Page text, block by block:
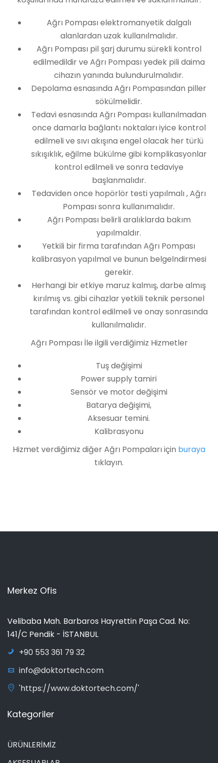
Ağrı Pompası elektromanyetik dalgalı
alanlardan uzak kullanılmalıdır.
Ağrı Pompası pil şarj durumu sürekli kontrol
edilmedildir ve Ağrı Pompası yedek pili daima
cihazın yanında bulundurulmalıdır.
Depolama esnasında Ağrı Pompasından piller
sökülmelidir.
Tedavi esnasında Ağrı Pompası kullanılmadan
once damarla bağlantı noktaları iyice kontrol
edilmeli ve sıvı akışına engel olacak her türlü
sıkışıklık, eğilme bükülme gibi komplikasyonlar
kontrol edilmeli ve sonra tedaviye
başlanmalıdır.
Tedaviden once hopörlör testi yapılmalı , Ağrı
Pompası sonra kullanımalıdır.
Ağrı Pompası belirli aralıklarda bakım
yapılmaldır.
Yetkili bir firma tarafından Ağrı Pompası
kalibrasyon yapılmal ve bunun belgelndirmesi
gerekir.
Herhangi bir etkiye maruz kalmış, darbe almış
kırılmış vs. gibi cihazlar yetkili teknik personel
tarafından kontrol edilmeli ve onay sonrasında
kullanılmalıdır.
Ağrı Pompası İle ilgili verdiğimiz Hizmetler
Tuş değişimi
Power supply tamiri
Sensör ve motor değişimi
Batarya değişimi,
Aksesuar temini.
Kalibrasyonu
Hizmet verdiğimiz diğer Ağrı Pompaları için buraya
tıklayın.
Merkez Ofis
Velibaba Mah. Barbaros Hayrettin Paşa Cad. No:
141/C Pendik - İSTANBUL
+90 553 361 79 32
info@doktortech.com
'https://www.doktortech.com/'
Kategoriler
ÜRÜNLERİMİZ